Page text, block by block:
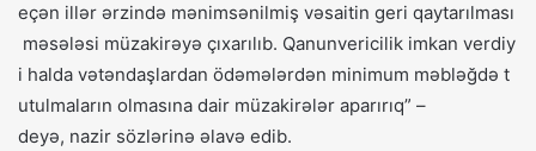
eçən illər ərzində mənimsənilmiş vəsaitin geri qaytarılması
məsələsi müzakirəyə çıxarılıb. Qanunvericilik imkan verdiy
i halda vətəndaşlardan ödəmələrdən minimum məbləğdə t
utulmaların olmasına dair müzakirələr aparırıq” –
deyə, nazir sözlərinə əlavə edib.